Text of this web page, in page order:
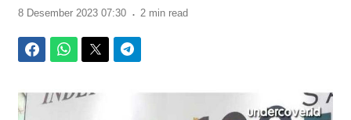
8 Desember 2023 07:30 . 2 min read